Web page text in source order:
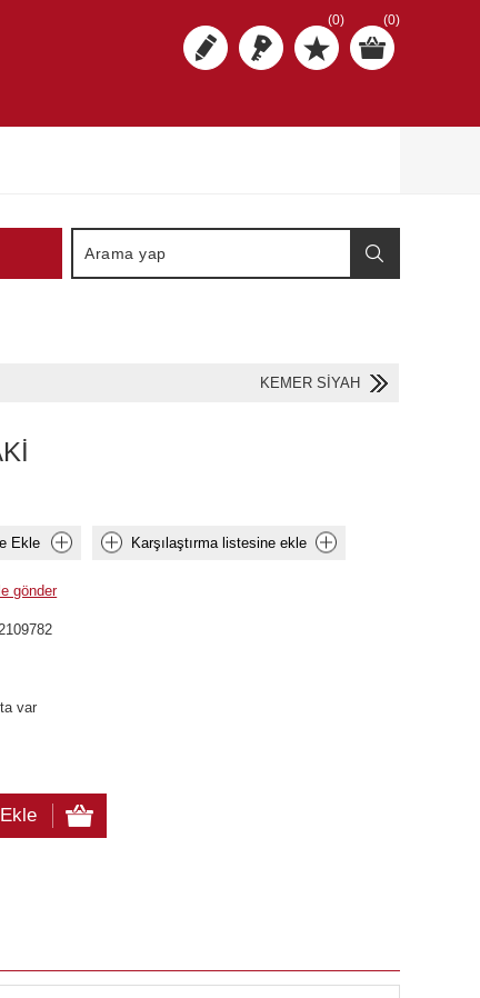
(0) (0)
KEMER SİYAH
Ekle Karşılaştırma listesine ekle
gönder
var